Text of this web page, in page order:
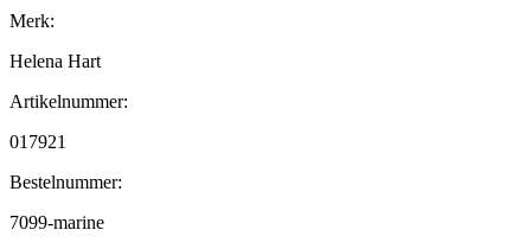
Merk:
Helena Hart
Artikelnummer:
017921
Bestelnummer:
7099-marine